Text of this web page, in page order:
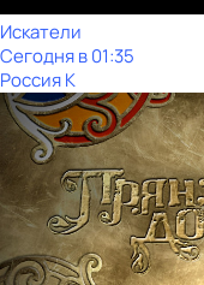
Искатели
Сегодня в 01:35
Россия К